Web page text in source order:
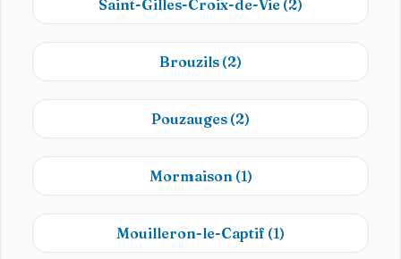
Saint-Gilles-Croix-de-Vie (2)
Brouzils (2)
Pouzauges (2)
Mormaison (1)
Mouilleron-le-Captif (1)